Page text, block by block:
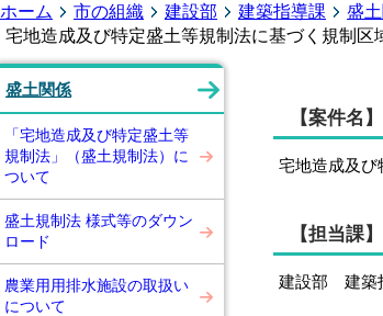
ホーム 市の組織 建設部 建築指導課
盛
宅地造成及び特定盛土等規制法に基づく規制
盛土関係
「宅地造成及び特定盛土等
規制法」（盛土規制法）に
ついて
盛土規制法 様式等のダウン
ロード
農業用用排水施設の取扱い
について
【案件名】
宅地造成及び
【担当課】
建設部 建築